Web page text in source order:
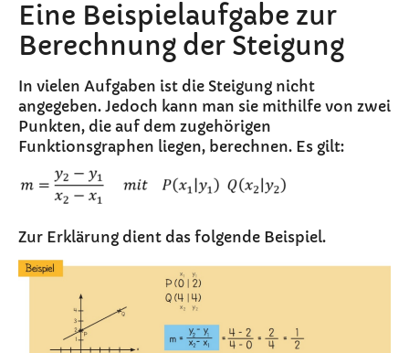
Eine Beispielaufgabe zur
Berechnung der Steigung
In vielen Aufgaben ist die Steigung nicht
angegeben. Jedoch kann man sie mithilfe von zwei
Punkten, die auf dem zugehörigen
Funktionsgraphen liegen, berechnen. Es gilt:
Zur Erklärung dient das folgende Beispiel.